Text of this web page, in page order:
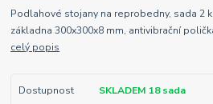
Podlahové stojany na reprobedny, sada 2
základna 300x300x8 mm, antivibrační
celý popis
Dostupnost
SKLADEM 18 sada